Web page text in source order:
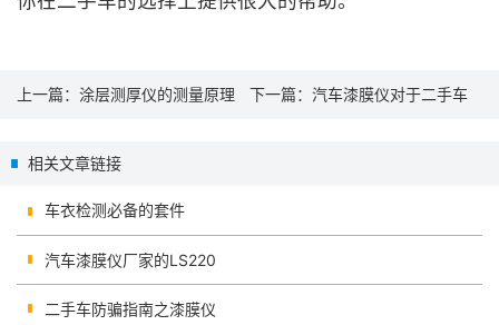
上一篇： 涂层测厚仪的测量原理 下一篇： 汽车漆膜仪对于二手车
相关文章链接
车衣检测必备的套件
汽车漆膜仪厂家的LS220
二手车防骗指南之漆膜仪